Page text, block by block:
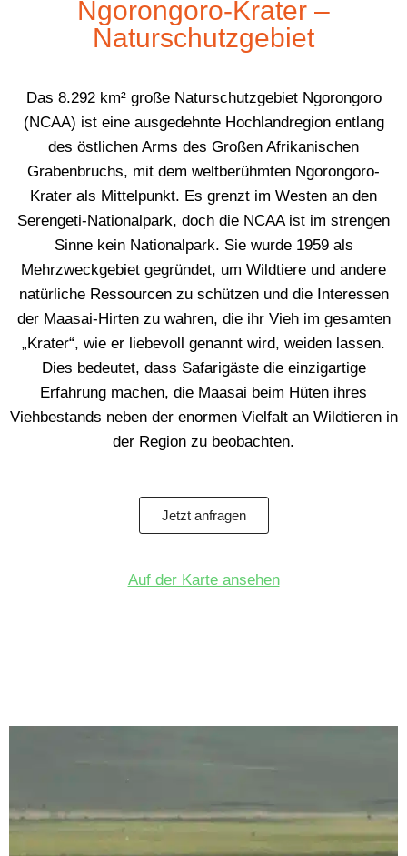
Ngorongoro-Krater –
Naturschutzgebiet
Das 8.292 km² große Naturschutzgebiet Ngorongoro
(NCAA) ist eine ausgedehnte Hochlandregion entlang
des östlichen Arms des Großen Afrikanischen
Grabenbruchs, mit dem weltberühmten Ngorongoro-
Krater als Mittelpunkt. Es grenzt im Westen an den
Serengeti-Nationalpark, doch die NCAA ist im strengen
Sinne kein Nationalpark. Sie wurde 1959 als
Mehrzweckgebiet gegründet, um Wildtiere und andere
natürliche Ressourcen zu schützen und die Interessen
der Maasai-Hirten zu wahren, die ihr Vieh im gesamten
„Krater“, wie er liebevoll genannt wird, weiden lassen.
Dies bedeutet, dass Safarigäste die einzigartige
Erfahrung machen, die Maasai beim Hüten ihres
Viehbestands neben der enormen Vielfalt an Wildtieren in
der Region zu beobachten.
Jetzt anfragen
Auf der Karte ansehen